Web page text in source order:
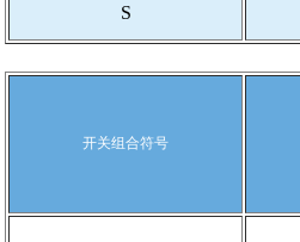
S
开关组合符号